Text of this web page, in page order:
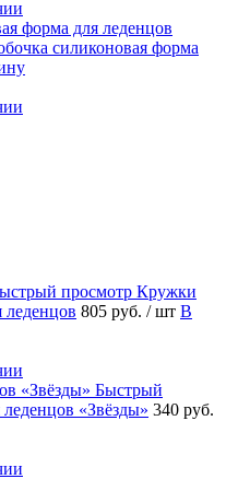
силиконовая форма
просмотр Кружки
леденцов 805 руб. / шт В
Быстрый
«Звёзды» 340 руб.